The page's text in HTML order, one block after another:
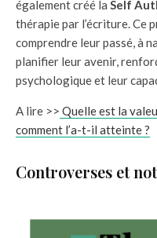
également créé la Self
thérapie par l’écriture. Ce
comprendre leur passé, à
planifier leur avenir,
psychologique et leur
A lire >> Quelle est la
comment l’a-t-il atteinte ?
Controverses et